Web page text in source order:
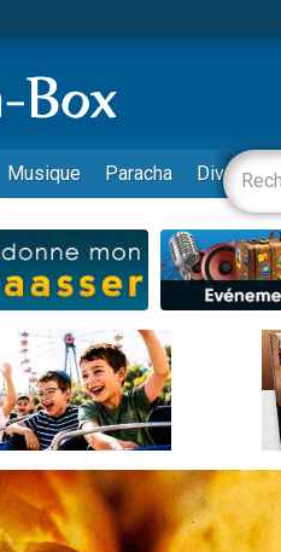
6 enfants, victime de violences...
Pour les Enfants
aux Orphelins
Musique Paracha